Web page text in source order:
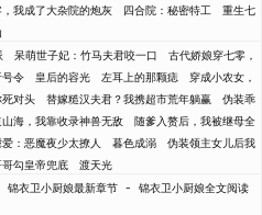
我成了大杂院的炮灰 四合院：秘密特工
重生七
呆萌世子妃：竹马夫君咬一口
古代娇娘穿七零，
令 皇后的容光 左耳上的那颗痣
穿成小农女，
对头 替嫁糙汉夫君？我携超市荒年躺赢
伪装乖
海，我靠收录神兽无敌
随爹入赘后，我被继母全
：恶魔夜少太撩人 暮色成溺
伪装领主女儿后我
勾皇帝兜底
渡天光
锦衣卫小厨娘最新章节 - 锦衣卫小厨娘全文阅读